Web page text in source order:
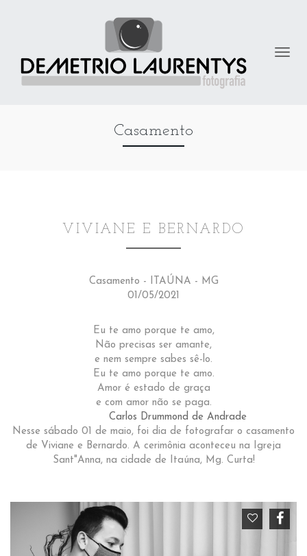
Casamento
VIVIANE E BERNARDO
Casamento - ITAÚNA - MG
01/05/2021
Eu te amo porque te amo,
Não precisas ser amante,
e nem sempre sabes sê-lo.
Eu te amo porque te amo.
Amor é estado de graça
e com amor não se paga.
Carlos Drummond de Andrade
Nesse sábado 01 de maio, foi dia de fotografar o casamento
de Viviane e Bernardo. A cerimônia aconteceu na Igreja
Sant"Anna, na cidade de Itaúna, Mg. Curta!